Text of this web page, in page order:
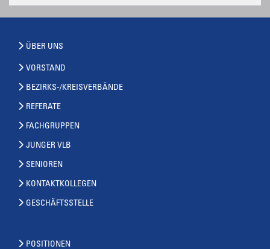
ÜBER UNS
VORSTAND
BEZIRKS-/KREISVERBÄNDE
REFERATE
FACHGRUPPEN
JUNGER VLB
SENIOREN
KONTAKTKOLLEGEN
GESCHÄFTSSTELLE
POSITIONEN